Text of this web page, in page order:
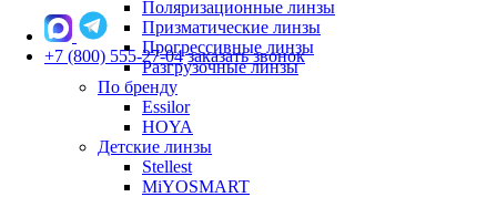
Поляризационные линзы
Призматические линзы
Прогрессивные линзы
Разгрузочные линзы
По бренду
Essilor
HOYA
Детские линзы
Stellest
MiYOSMART
+7 (800) 555-27-04 заказать звонок